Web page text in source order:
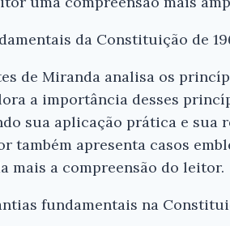
da Constituição de
de Miranda analisa os
a importância desses
sua aplicação prática e sua
também apresenta casos
mais a compreensão do leitor.
fundamentais na